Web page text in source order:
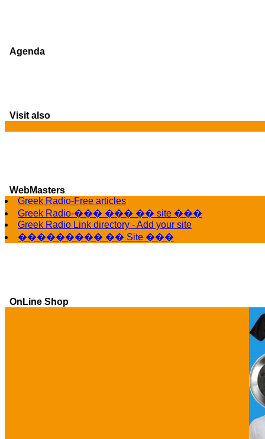
Agenda
Visit also
WebMasters
Greek Radio-Free articles
Greek Radio-��� ��� �� site ���
Greek Radio Link directory - Add your site
��������� �� Site ���
OnLine Shop